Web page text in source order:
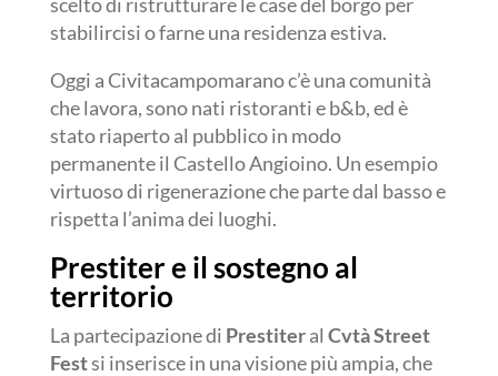
stabilircisi o farne una residenza estiva.
Oggi a Civitacampomarano c’è una comunità
che lavora, sono nati ristoranti e b&b, ed è
stato riaperto al pubblico in modo
permanente il Castello Angioino. Un esempio
virtuoso di rigenerazione che parte dal basso e
rispetta l’anima dei luoghi.
Prestiter e il sostegno al
territorio
La partecipazione di Prestiteral Cvtà Street
Festsi inserisce in una visione più ampia, che